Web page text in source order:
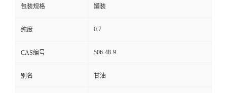
包装规格 罐装
纯度 0.7
CAS编号 506-48-9
别名 甘油